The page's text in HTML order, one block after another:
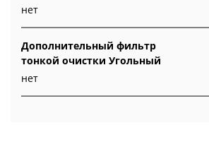
нет
Дополнительный фильтр
тонкой очистки Угольный
нет